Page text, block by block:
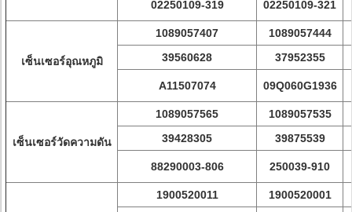
02250109-319 02250109-321
เซ็นเซอร์อุณหภูมิ
1089057407
1089057444
39560628
37952355
A11507074 09Q060G1936
เซ็นเซอร์วัดความดัน
1089057565
1089057535
39428305
39875539
88290003-806 250039-910
1900520011
1900520001